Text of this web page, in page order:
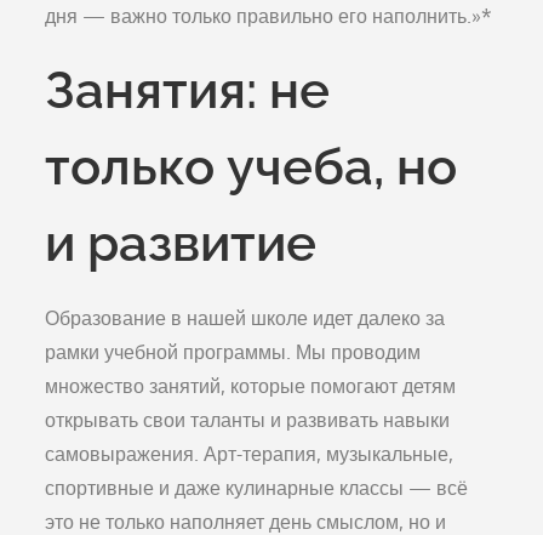
дня — важно только правильно его наполнить.»*
Занятия: не
только учеба, но
и развитие
Образование в нашей школе идет далеко за
рамки учебной программы. Мы проводим
множество занятий, которые помогают детям
открывать свои таланты и развивать навыки
самовыражения. Арт-терапия, музыкальные,
спортивные и даже кулинарные классы — всё
это не только наполняет день смыслом, но и